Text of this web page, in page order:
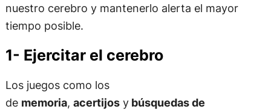
nuestro cerebro y mantenerlo alerta el mayor
tiempo posible.
1- Ejercitar el cerebro
Los juegos como los
de memoria, acertijosybúsquedas de